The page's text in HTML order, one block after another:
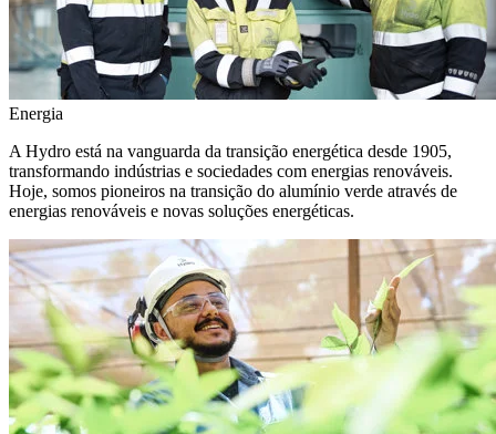
Energia
A Hydro está na vanguarda da transição energética desde 1905,
transformando indústrias e sociedades com energias renováveis.
Hoje, somos pioneiros na transição do alumínio verde através de
energias renováveis e novas soluções energéticas.